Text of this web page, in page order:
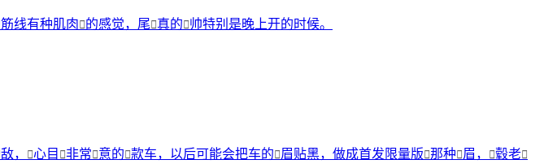
筋线有种肌肉 的感觉，尾 真的 帅特别是晚上开的时候。
敌， 心目 非常 意的 款车，以后可能会把车的 眉贴黑，做成首发限量版 那种 眉， 毂老